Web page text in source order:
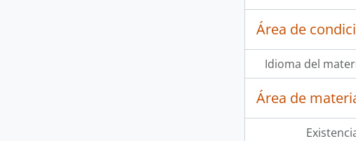
Área de
Idioma del
Área de